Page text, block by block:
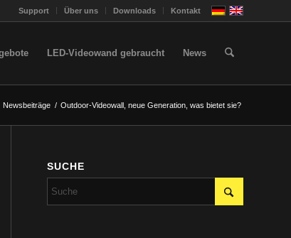
Support Über uns Downloads Kontakt
LED-Videowand gebraucht News
Newsbeiträge / Outdoor-Videowall, neue Generation, was bietet sie?
SUCHE